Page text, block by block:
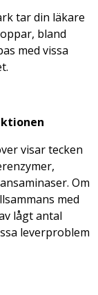
tar din läkare
bland
med vissa
visar tecken
Om
med
lågt antal
leverproblem